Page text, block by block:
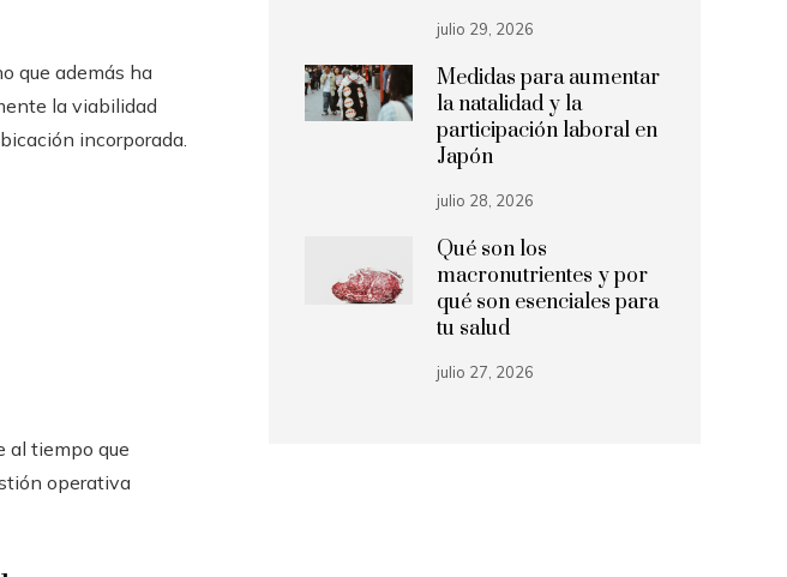
que además ha
la viabilidad
incorporada.
al tiempo que
operativa
julio 29, 2026
Medidas para aumentar
la natalidad y la
participación laboral en
Japón
julio 28, 2026
Qué son los
macronutrientes y por
qué son esenciales para
tu salud
julio 27, 2026